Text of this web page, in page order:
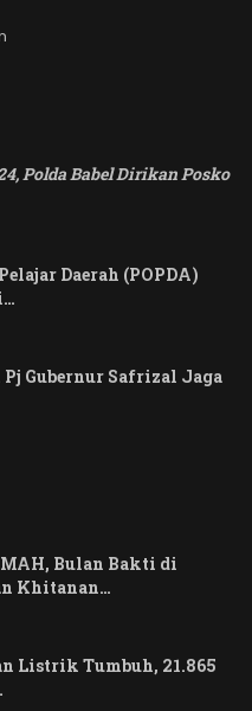
Polda Babel Dirikan Posko
Daerah (POPDA)
Gubernur Safrizal Jaga
Bulan Bakti di
Khitanan…
Listrik Tumbuh, 21.865